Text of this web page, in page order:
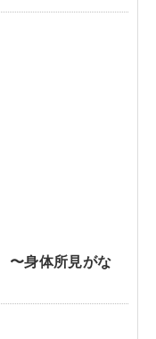
身体所見がな